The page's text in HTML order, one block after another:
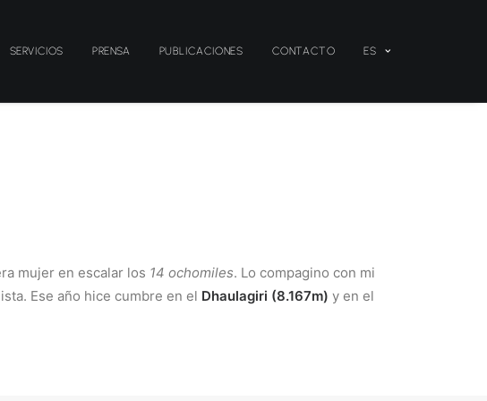
SERVICIOS PRENSA PUBLICACIONES CONTACTO ES
mujer en escalar los 14 ochomiles. Lo compagino con mi
Ese año hice cumbre en el Dhaulagiri (8.167m) y en el